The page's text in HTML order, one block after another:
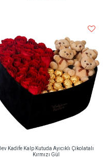
Kadife Kalp Kutuda Ayıcıklı Çikolatalı
Kırmızı Gül